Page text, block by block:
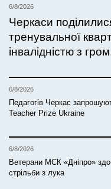
6/8/2026
Черкаси
тренувальної
інвалідністю з
6/8/2026
Педагогів Черкас
Teacher Prize Ukraine
6/8/2026
Ветерани МСК «Дніпро»
стрільби з лука